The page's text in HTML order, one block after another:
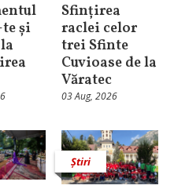
te și
Sfințirea
raclei celor
trei Sfinte
Cuvioase de la
Văratec
03 Aug, 2026
Știri